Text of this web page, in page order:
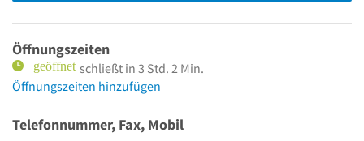
Öffnungszeiten
schließt in 3 Std. 2 Min.
Öffnungszeiten hinzufügen
Telefonnummer, Fax, Mobil